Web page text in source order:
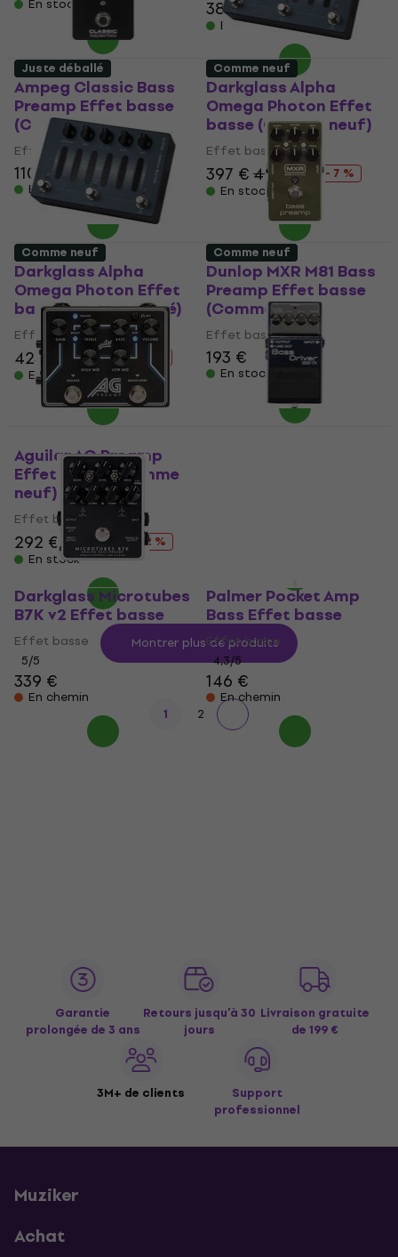
En stock
388 € 406 €
- 4 %
En stock
Ampeg Classic Bass
Preamp Effet basse
(Comme neuf)
Effet basse
110 € 116,82 €
En stock
Darkglass Alpha
Omega Photon Effet
basse (Comme neuf)
Effet basse
397 €426 €
- 7 %
En stock
Juste déballé
Darkglass Alpha
Omega Photon Effet
basse (Juste déballé)
Effet basse
423 € 454 €
- 7 %
En stock
Comme neuf
Dunlop MXR M81 Bass
Preamp Effet basse
(Comme neuf)
Effet basse
193 €
En stock
Comme neuf
Aguilar AG Preamp
Effet basse (Comme
neuf)
Effet basse
292 € 333 €
- 12 %
En stock
Comme neuf
Darkglass Microtubes
B7K v2 Effet basse
Effet basse
5/5
339 €
En chemin
Palmer Pocket Amp
Bass Effet basse
Effet basse
4,3/5
146 €
En chemin
Montrer plus de produits
1 2
Garantie
prolongée de 3 ans
Retours jusqu’à 30
jours
Livraison gratuite
de 199 €
3M+ de clients
Support
professionnel
Muziker
Achat